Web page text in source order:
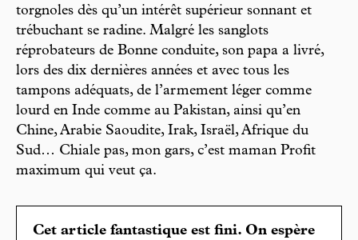
torgnoles dès qu’un intérêt supérieur sonnant et
trébuchant se radine. Malgré les sanglots
réprobateurs de Bonne conduite, son papa a livré,
lors des dix dernières années et avec tous les
tampons adéquats, de l’armement léger comme
lourd en Inde comme au Pakistan, ainsi qu’en
Chine, Arabie Saoudite, Irak, Israël, Afrique du
Sud… Chiale pas, mon gars, c’est maman Profit
maximum qui veut ça.
Cet article fantastique est fini. On espère